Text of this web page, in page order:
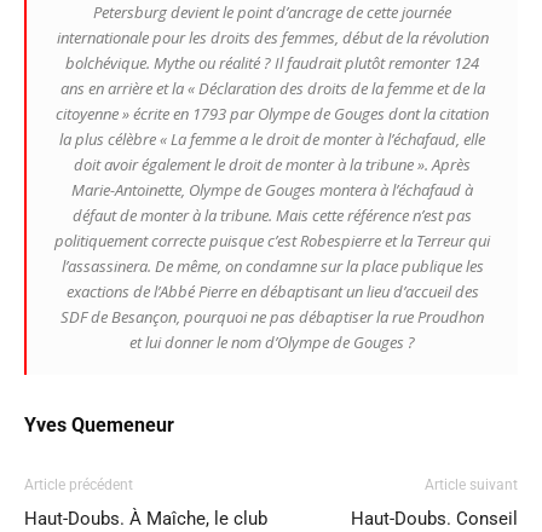
Petersburg devient le point d’ancrage de cette journée
internationale pour les droits des femmes, début de la révolution
bolchévique. Mythe ou réalité ? Il faudrait plutôt remonter 124
ans en arrière et la« Déclaration des droits de la femme et de la
citoyenne »écrite en 1793 par Olympe de Gouges dont la citation
la plus célèbre« La femme a le droit de monter à l’échafaud, elle
doit avoir également le droit de monter à la tribune ». Après
Marie-Antoinette, Olympe de Gouges montera à l’échafaud à
défaut de monter à la tribune. Mais cette référence n’est pas
politiquement correcte puisque c’est Robespierre et la Terreur qui
l’assassinera. De même, on condamne sur la place publique les
exactions de l’Abbé Pierre en débaptisant un lieu d’accueil des
SDF de Besançon, pourquoi ne pas débaptiser la rue Proudhon
et lui donner le nom d’Olympe de Gouges ?
Yves Quemeneur
Article précédent
Haut-Doubs. À Maîche, le club
Article suivant
Haut-Doubs. Conseil